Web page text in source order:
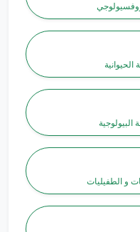
و الطفيليات